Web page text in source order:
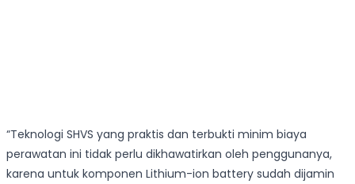
“Teknologi SHVS yang praktis dan terbukti minim biaya
perawatan ini tidak perlu dikhawatirkan oleh penggunanya,
karena untuk komponen Lithium-ion battery sudah dijamin